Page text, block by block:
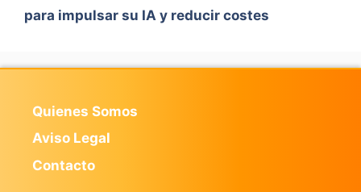
para impulsar su IA y reducir costes
Quienes Somos
Aviso Legal
Contacto